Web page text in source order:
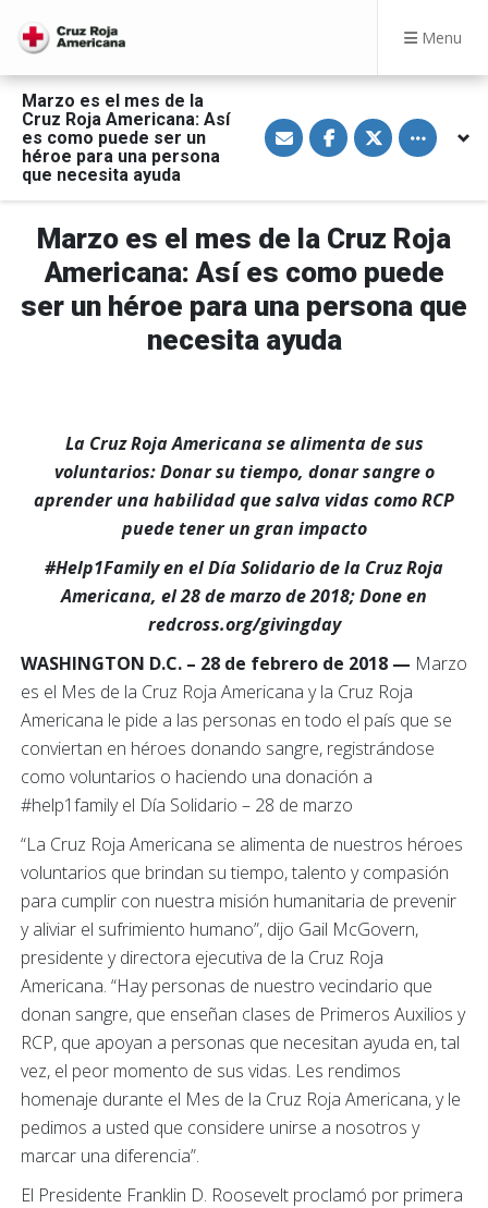
Menu
Marzo es el mes de la
Cruz Roja Americana: Así
es como puede ser un
héroe para una persona
que necesita ayuda
S
h
a
v
a
E
a
l
S
h
a
o
F
a
e
o
o
k
S
h
a
o
T
w
t
e
r
Toggle
Marzo es el mes de la Cruz Roja
Americana: Así es como puede
ser un héroe para una persona que
necesita ayuda
La Cruz Roja Americana se alimenta de sus
voluntarios: Donar su tiempo, donar sangre o
aprender una habilidad que salva vidas como RCP
puede tener un gran impacto
#Help1Family en el Día Solidario de la Cruz Roja
Americana, el 28 de marzo de 2018; Done en
redcross.org/givingday
WASHINGTON D.C. – 28 de febrero de 2018 — Marzo
es el Mes de la Cruz Roja Americana y la Cruz Roja
Americana le pide a las personas en todo el país que se
conviertan en héroes donando sangre, registrándose
como voluntarios o haciendo una donación a
#help1family el Día Solidario – 28 de marzo
“La Cruz Roja Americana se alimenta de nuestros héroes
voluntarios que brindan su tiempo, talento y compasión
para cumplir con nuestra misión humanitaria de prevenir
y aliviar el sufrimiento humano”, dijo Gail McGovern,
presidente y directora ejecutiva de la Cruz Roja
Americana. “Hay personas de nuestro vecindario que
donan sangre, que enseñan clases de Primeros Auxilios y
RCP, que apoyan a personas que necesitan ayuda en, tal
vez, el peor momento de sus vidas. Les rendimos
homenaje durante el Mes de la Cruz Roja Americana, y le
pedimos a usted que considere unirse a nosotros y
marcar una diferencia”.
El Presidente Franklin D. Roosevelt proclamó por primera